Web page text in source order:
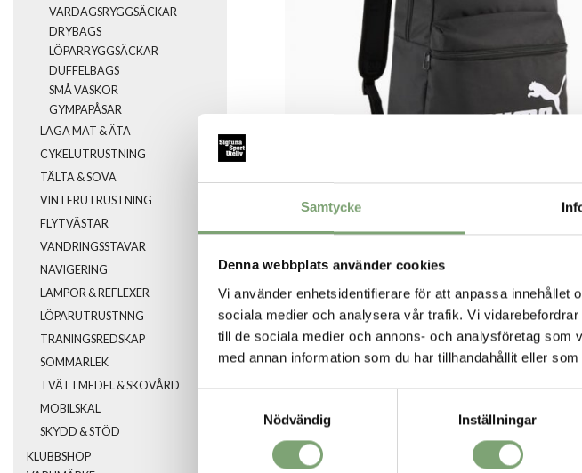
Samtycke
Denna webbplats använder cookies
Vi använder enhetsidentifierare för att anpassa innehållet
sociala medier och analysera vår trafik. Vi
till de sociala medier och annons- och analysföretag
med annan information som du har tillhandahållit eller
Nödvändig
Inställningar
VARDAGSRYGGSÄCKAR
DRYBAGS
LÖPARRYGGSÄCKAR
DUFFELBAGS
SMÅ VÄSKOR
GYMPAPÅSAR
LAGA MAT & ÄTA
CYKELUTRUSTNING
TÄLTA & SOVA
VINTERUTRUSTNING
FLYTVÄSTAR
VANDRINGSSTAVAR
NAVIGERING
LAMPOR & REFLEXER
LÖPARUTRUSTNNG
TRÄNINGSREDSKAP
SOMMARLEK
TVÄTTMEDEL & SKOVÅRD
MOBILSKAL
SKYDD & STÖD
KLUBBSHOP
SPARA SOM FAVORIT
Artikelnummer: